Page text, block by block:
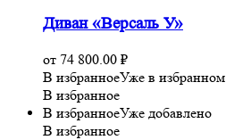
Диван «Версаль У»
от 74 800.00 ₽
В избранноеУже в избранном
В избранное
В избранноеУже добавлено
В избранное